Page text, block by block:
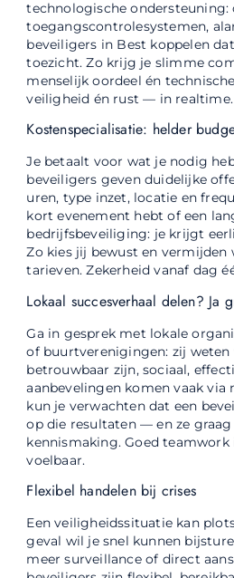
technologische ondersteuning:
toegangscontrolesystemen,
beveiligers in Best koppelen
toezicht. Zo krijg je slimme
menselijk oordeel én
veiligheid én rust — in realtime.
Kostenspecialisatie: helder
Je betaalt voor wat je nodig
beveiligers geven duidelijke
uren, type inzet, locatie en
kort evenement hebt of een
bedrijfsbeveiliging: je krijgt
Zo kies jij bewust en vermijden
tarieven. Zekerheid vanaf dag
Lokaal succesverhaal delen? Ja
Ga in gesprek met lokale
of buurtverenigingen: zij weten
betrouwbaar zijn, sociaal,
aanbevelingen komen vaak via
kun je verwachten dat een
op die resultaten — en ze
kennismaking. Goed teamwork
voelbaar.
Flexibel handelen bij crises
Een veiligheidssituatie kan
geval wil je snel kunnen
meer surveillance of direct